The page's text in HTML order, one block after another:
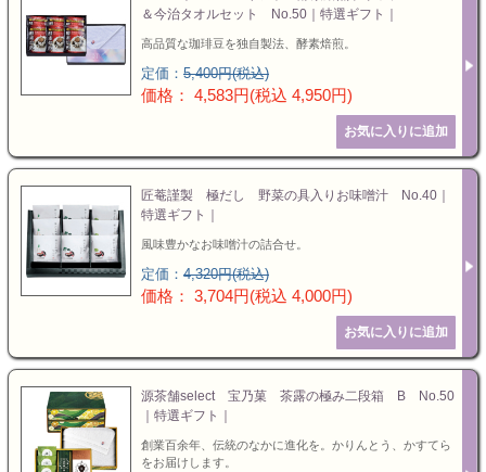
＆今治タオルセット No.50｜特選ギフト｜
高品質な珈琲豆を独自製法、酵素焙煎。
定価： 5,400円(税込)
価格： 4,583円(税込 4,950円)
匠菴謹製 極だし 野菜の具入りお味噌汁 No.40｜
特選ギフト｜
風味豊かなお味噌汁の詰合せ。
定価： 4,320円(税込)
価格： 3,704円(税込 4,000円)
源茶舗select 宝乃菓 茶露の極み二段箱 B No.50
｜特選ギフト｜
創業百余年、伝統のなかに進化を。かりんとう、かすてら
をお届けします。